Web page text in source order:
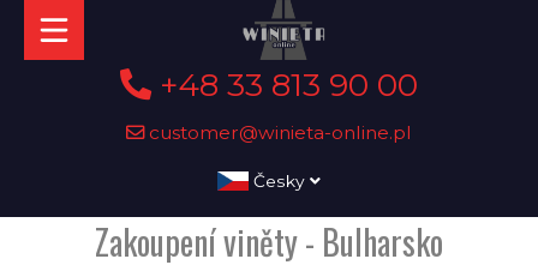
+48 33 813 90 00
customer@winieta-online.pl
Česky
Zakoupení viněty - Bulharsko